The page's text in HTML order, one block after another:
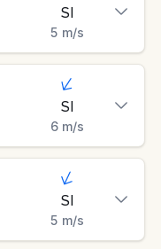
SI
5 m/s
SI
6 m/s
SI
5 m/s